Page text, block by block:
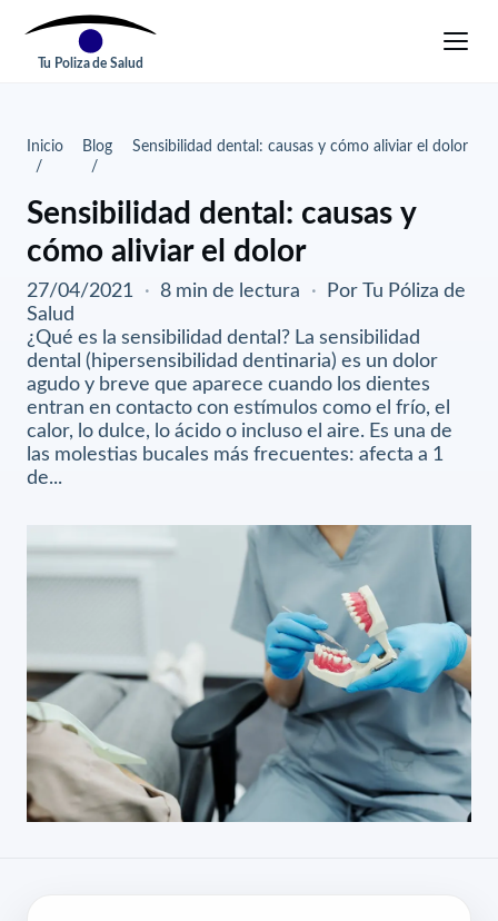
Tu Poliza de Salud
Inicio Blog Sensibilidad dental: causas y cómo aliviar el dolor
Sensibilidad dental: causas y
cómo aliviar el dolor
27/04/2021 · 8 min de lectura ·
Por Tu Póliza de
Salud
¿Qué es la sensibilidad dental? La sensibilidad
dental (hipersensibilidad dentinaria) es un dolor
agudo y breve que aparece cuando los dientes
entran en contacto con estímulos como el frío, el
calor, lo dulce, lo ácido o incluso el aire. Es una de
las molestias bucales más frecuentes: afecta a 1
de...